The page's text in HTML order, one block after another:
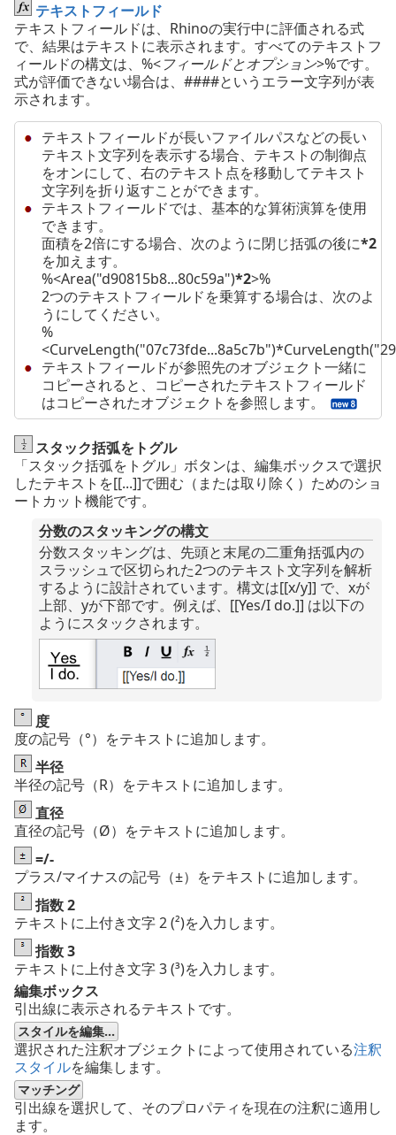
テキストフィールド
テキストフィールドは、Rhinoの実行中に評価される式
で、結果はテキストに表示されます。すべてのテキストフ
ィールドの構文は、%<フィールドとオプション>%です。
式が評価できない場合は、####というエラー文字列が表
示されます。
テキストフィールドが長いファイルパスなどの長い
テキスト文字列を表示する場合、テキストの制御点
をオンにして、右のテキスト点を移動してテキスト
文字列を折り返すことができます。
テキストフィールドでは、基本的な算術演算を使用
できます。
面積を2倍にする場合、次のように閉じ括弧の後に*2
を加えます。
%<Area("d90815b8...80c59a")*2>%
2つのテキストフィールドを乗算する場合は、次のよ
うにしてください。
%
テキストフィールドが参照先のオブジェクト一緒に
コピーされると、コピーされたテキストフィールド
はコピーされたオブジェクトを参照します。
スタック括弧をトグル
「スタック括弧をトグル」ボタンは、編集ボックスで選択
したテキストを[[...]]で囲む（または取り除く）ためのショ
ートカット機能です。
分数のスタッキングの構文
分数スタッキングは、先頭と末尾の二重角括弧内の
スラッシュで区切られた2つのテキスト文字列を解析
するように設計されています。構文は[[x/y]] で、xが
上部、yが下部です。例えば、[[Yes/I do.]] は以下の
ようにスタックされます。
度
度の記号（°）をテキストに追加します。
半径
半径の記号（R）をテキストに追加します。
直径
直径の記号（Ø）をテキストに追加します。
=/-
プラス/マイナスの記号（±）をテキストに追加します。
指数 2
テキストに上付き文字 2 (²)を入力します。
指数 3
テキストに上付き文字 3 (³)を入力します。
編集ボックス
引出線に表示されるテキストです。
スタイルを編集...
選択された注釈オブジェクトによって使用されている注釈
スタイルを編集します。
マッチング
引出線を選択して、そのプロパティを現在の注釈に適用し
ます。